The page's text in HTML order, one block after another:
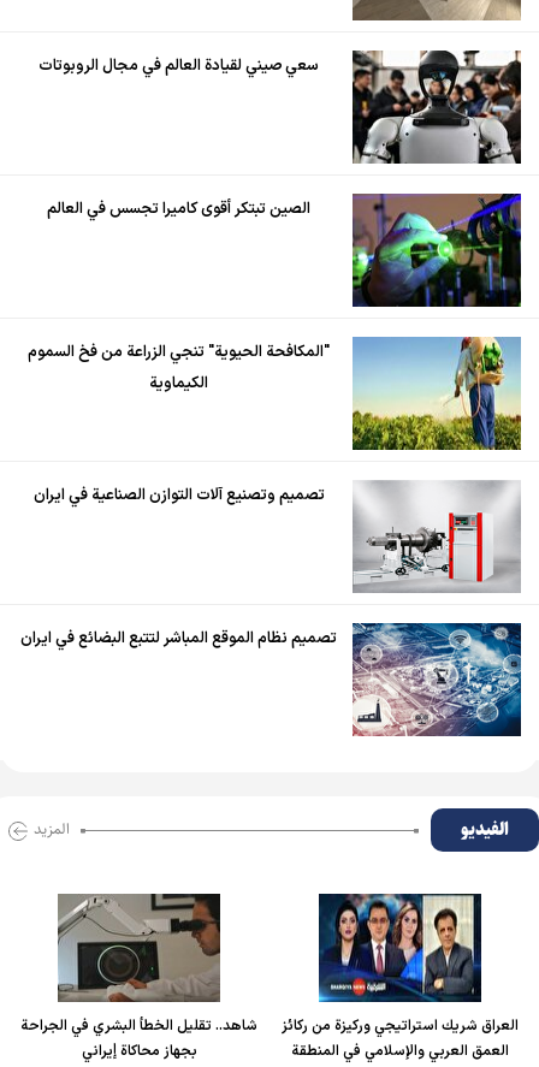
سعي صيني لقيادة العالم في مجال الروبوتات
الصين تبتكر أقوى كاميرا تجسس في العالم
"المكافحة الحيوية" تنجي الزراعة من فخ السموم
الكيماوية
تصميم وتصنيع آلات التوازن الصناعية في ايران
تصميم نظام الموقع المباشر لتتبع البضائع في ايران
الفیدیو المزید
العراق شريك استراتيجي وركيزة من ركائز
العمق العربي والإسلامي في المنطقة
شاهد.. تقليل الخطأ البشري في الجراحة
بجهاز محاكاة إيراني